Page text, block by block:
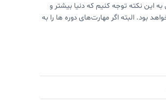
این نکته توجه کنیم که دنیا بیشتر و
بود. البته اگر مهارت‌های دوره ها را به